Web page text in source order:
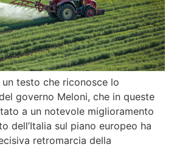
testo che riconosce lo
governo Meloni, che in queste
a un notevole miglioramento
dell’Italia sul piano europeo ha
retromarcia della